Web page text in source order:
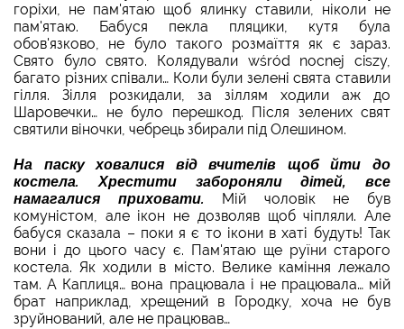
горіхи, не пам'ятаю щоб ялинку ставили, ніколи не
пам'ятаю. Бабуся пекла пляцики, кутя була
обов'язково, не було такого розмаїття як є зараз.
Свято було свято. Колядували wśród nocnej ciszy,
багато різних співали… Коли були зелені свята ставили
гілля. Зілля розкидали, за зіллям ходили аж до
Шаровечки… не було перешкод. Після зелених свят
святили віночки, чебрець збирали під Олешином.
На паску ховалися від вчителів щоб йти до
костела. Хрестити забороняли дітей, все
намагалися приховати. Мій чоловік не був
комуністом, але ікон не дозволяв щоб чіпляли. Але
бабуся сказала – поки я є то ікони в хаті будуть! Так
вони і до цього часу є. Пам'ятаю ще руїни старого
костела. Як ходили в місто. Велике каміння лежало
там. А Каплиця… вона працювала і не працювала… мій
брат наприклад, хрещений в Городку, хоча не був
зруйнований, але не працював…